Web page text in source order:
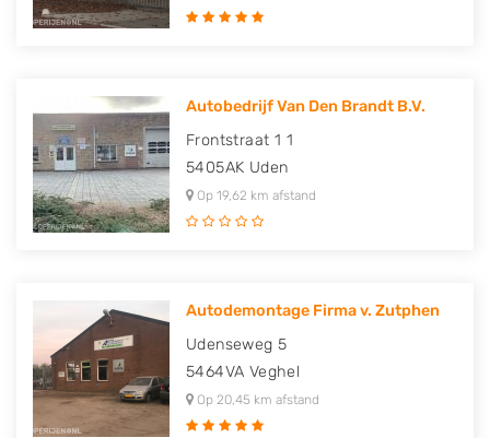
Autobedrijf Van Den Brandt B.V.
Frontstraat 1 1
5405AK Uden
Op 19,62 km afstand
Autodemontage Firma v. Zutphen
Udenseweg 5
5464VA Veghel
Op 20,45 km afstand